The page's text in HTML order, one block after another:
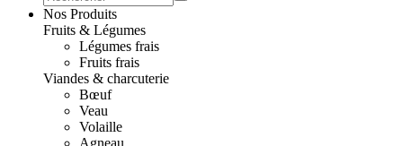
Nos Produits
Fruits & Légumes
Légumes frais
Fruits frais
Viandes & charcuterie
Bœuf
Veau
Volaille
Agneau